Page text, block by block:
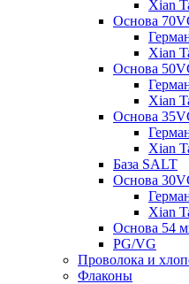
Xian
Основа
Xian
Основа
Xian
Основа
Xian
База SALT
Основа
Xian
Основа 54
PG/VG
Проволока и
Флаконы